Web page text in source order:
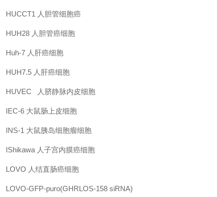
HUCCT1 人胆管细胞癌
HUH28 人胆管癌细胞
Huh-7 人肝癌细胞
HUH7.5 人肝癌细胞
HUVEC 人脐静脉内皮细胞
IEC-6 大鼠肠上皮细胞
INS-1 大鼠胰岛细胞瘤细胞
IShikawa 人子宫内膜癌细胞
LOVO 人结直肠癌细胞
LOVO-GFP-puro(GHRLOS-158 siRNA)